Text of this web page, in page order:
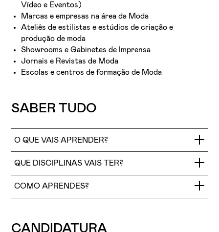
Vídeo e Eventos)
Marcas e empresas na área da Moda
Ateliês de estilistas e estúdios de criação e
produção de moda
Showrooms e Gabinetes de Imprensa
Jornais e Revistas de Moda
Escolas e centros de formação de Moda
SABER TUDO
O QUE VAIS APRENDER?
Recolher, analisar e atualizar as tendências de
moda, nacionais e internacionais atualizando-
se na evolução dos produtos e marcas, bem
como as características e comportamentos
produto
QUE DISCIPLINAS VAIS TER?
COMO APRENDES?
criatividade, trabalhas as tuas ideias e descobres o que
CANDIDATURA